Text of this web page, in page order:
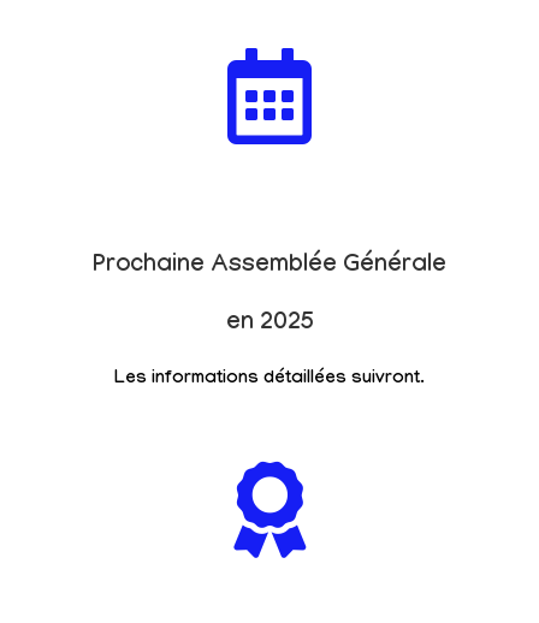
Prochaine Assemblée Générale
en 2025
Les informations détaillées suivront.